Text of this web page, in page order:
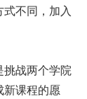
不同，加入
挑战两个学院
新课程的愿